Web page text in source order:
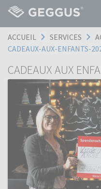
ACCUEIL SERVICES
CADEAUX-AUX-ENFANTS-
CADEAUX AUX